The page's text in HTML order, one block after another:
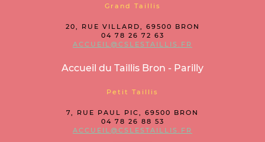
Grand Taillis
20, RUE VILLARD, 69500 BRON
04 78 26 72 63
ACCUEIL@CSLESTAILLIS.FR
Accueil du Taillis Bron - Parilly
Petit Taillis
7, RUE PAUL PIC, 69500 BRON
04 78 26 88 53
ACCUEIL@CSLESTAILLIS.FR